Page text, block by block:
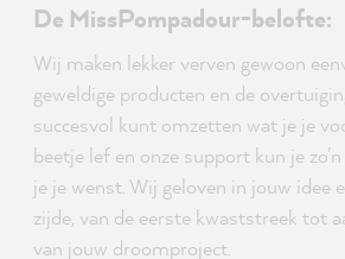
De MissPompadour-belofte:
Wij maken lekker verven gewoon
geweldige producten en de
succesvol kunt omzetten wat je je
beetje lef en onze support kun je
je je wenst. Wij geloven in jouw idee
zijde, van de eerste kwaststreek tot
van jouw droomproject.